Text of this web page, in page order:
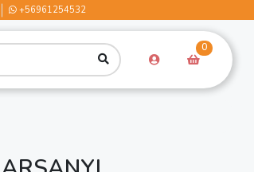
+56961254532
0